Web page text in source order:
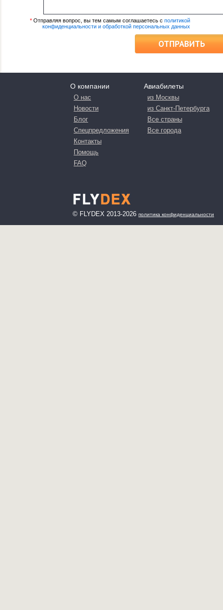
* Отправляя вопрос, вы тем самым соглашаетесь с политикой
конфиденциальности и обработкой персональных данных
ОТПРАВИТЬ
О компании
О нас
Новости
Блог
Спецпредложения
Контакты
Помощь
FAQ
Авиабилеты
из Москвы
из Санкт-Петербурга
Все страны
Все города
© FLYDEX 2013-2026 политика конфиденциальности